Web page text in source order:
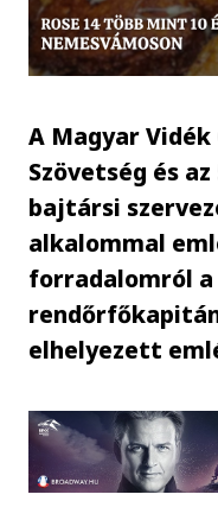
A Magyar Vidék
Szövetség és
bajtársi
alkalommal
forradalomról a
elhelyezett